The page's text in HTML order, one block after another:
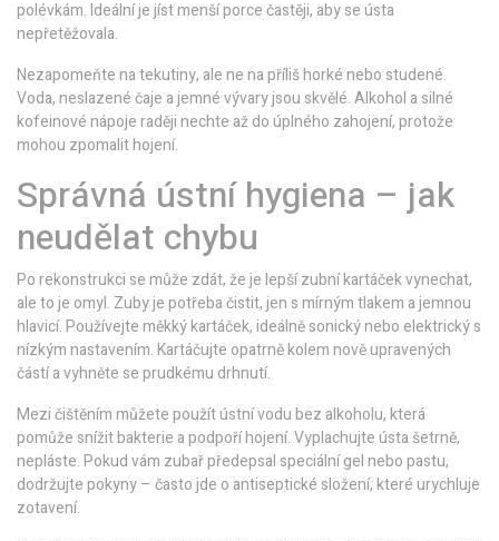
polévkám. Ideální je jíst menší porce častěji, aby se ústa
nepřetěžovala.
Nezapomeňte na tekutiny, ale ne na příliš horké nebo studené.
Voda, neslazené čaje a jemné vývary jsou skvělé. Alkohol a silné
kofeinové nápoje raději nechte až do úplného zahojení, protože
mohou zpomalit hojení.
Správná ústní hygiena – jak
neudělat chybu
Po rekonstrukci se může zdát, že je lepší zubní kartáček vynechat,
ale to je omyl. Zuby je potřeba čistit, jen s mírným tlakem a jemnou
hlavicí. Používejte měkký kartáček, ideálně sonický nebo elektrický s
nízkým nastavením. Kartáčujte opatrně kolem nově upravených
částí a vyhněte se prudkému drhnutí.
Mezi čištěním můžete použít ústní vodu bez alkoholu, která
pomůže snížit bakterie a podpoří hojení. Vyplachujte ústa šetrně,
nepláste. Pokud vám zubař předepsal speciální gel nebo pastu,
dodržujte pokyny – často jde o antiseptické složení, které urychluje
zotavení.